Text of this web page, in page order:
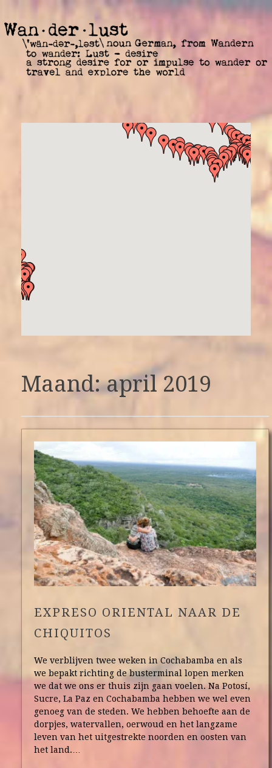
Maand: april 2019
EXPRESO ORIENTAL NAAR DE
CHIQUITOS
We verblijven twee weken in Cochabamba en als
we bepakt richting de busterminal lopen merken
we dat we ons er thuis zijn gaan voelen. Na Potosí,
Sucre, La Paz en Cochabamba hebben we wel even
genoeg van de steden. We hebben behoefte aan de
dorpjes, watervallen, oerwoud en het langzame
leven van het uitgestrekte noorden en oosten van
het land.…